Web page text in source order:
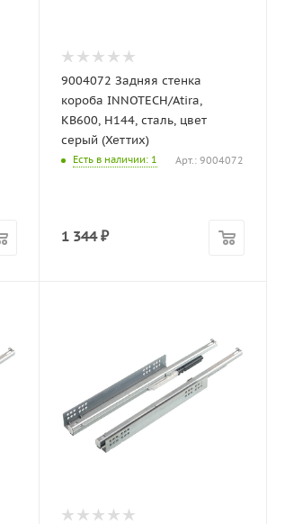
9004072 Задняя стенка
короба INNOTECH/Atira,
KB600, H144, сталь, цвет
серый (Хеттих)
Есть в наличии: 1 Арт.: 9004072
1 344₽